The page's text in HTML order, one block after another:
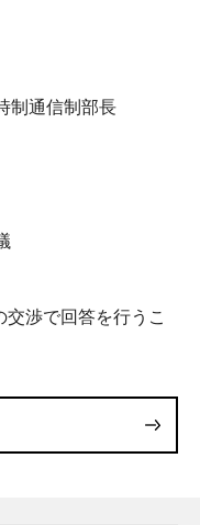
制通信制部長
渉で回答を行うこ